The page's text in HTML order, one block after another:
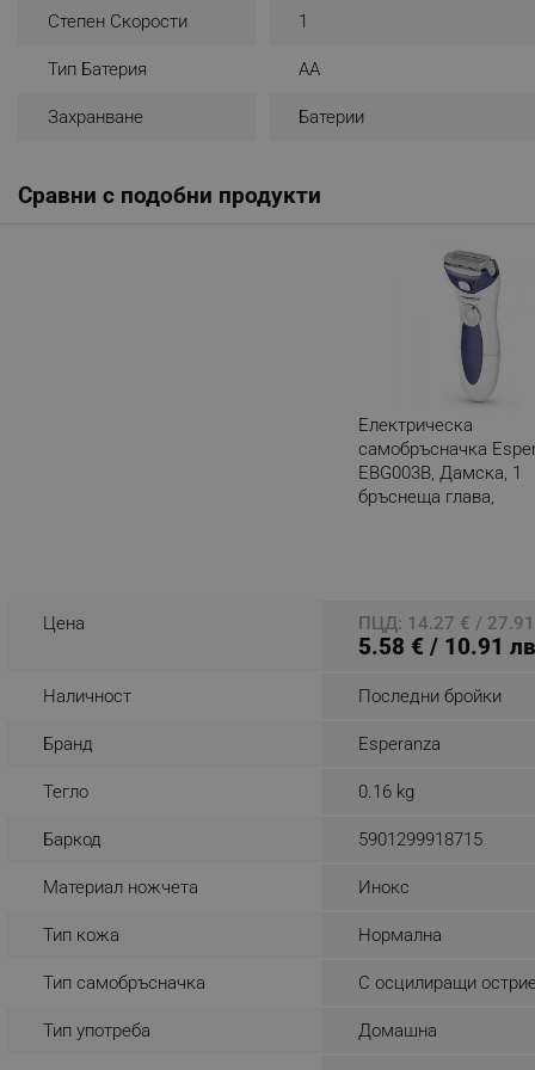
Степен Скорости 1
Тип Батерия АА
Захранване Батерии
Сравни с подобни продукти
Електрическа
самобръсначка
EBG003B, Дамска, 1
бръснеща глава,
Цена ПЦД: 14.27 € /
5.58 € / 10.91
Наличност Последни бройки
Бранд Esperanza
Тегло 0.16 kg
Баркод 5901299918715
Материал ножчета Инокс
Тип кожа Нормална
Тип самобръсначка С осцилиращи
Тип употреба Домашна
_sgf_delayed_actions,
_sgf_delayed_campaigns
_sgf_npq
segmentifyExtension
rlv_h_fbp
rlv_
rlv_g
rlv_e_pt
rlv_e